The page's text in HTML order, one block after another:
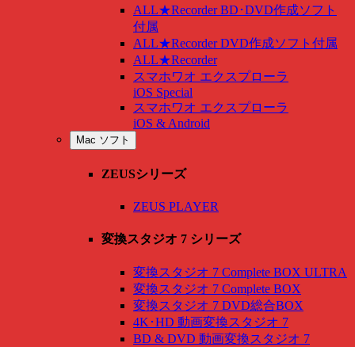
ALL★Recorder BD･DVD作成ソフト
付属
ALL★Recorder DVD作成ソフト付属
ALL★Recorder
スマホワオ エクスプローラ
iOS Special
スマホワオ エクスプローラ
iOS & Android
Mac ソフト
ZEUSシリーズ
ZEUS PLAYER
変換スタジオ 7 シリーズ
変換スタジオ 7 Complete BOX ULTRA
変換スタジオ 7 Complete BOX
変換スタジオ 7 DVD総合BOX
4K･HD 動画変換スタジオ 7
BD & DVD 動画変換スタジオ 7